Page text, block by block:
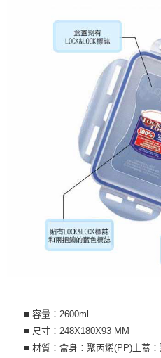
■ 容量：2600ml
■ 尺寸：248X180X93 MM
■ 材質：盒身：聚丙烯(PP)上蓋